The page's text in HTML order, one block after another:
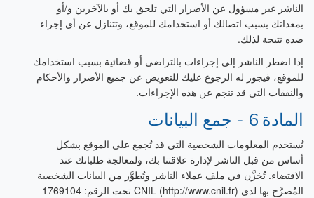
الناشر غير مسؤول عن الأضرار التي تلحق بك أو بالآخرين و/أو
بمعداتك بسبب اتصالك أو استخدامك للموقع، وتتنازل عن أي إجراء
ضده نتيجة لذلك.
إذا اضطر الناشر إلى إجراءات بالتراضي أو قضائية بسبب استخدامك
للموقع، فيجوز له الرجوع عليك للتعويض عن جميع الأضرار والأحكام
والنفقات التي قد تنجم عن هذه الإجراءات.
المادة 6 - جمع البيانات
تُستخدم المعلومات الشخصية التي قد تُجمع على الموقع بشكل
أساس من قبل الناشر لإدارة علاقتنا بك، ولمعالجة طلباتك عند
الاقتضاء. تُخزَّن في ملف عملاء الناشر وتُطوَّر من البيانات الشخصية
المُصرَّح بها لدى CNIL (http://www.cnil.fr) تحت الرقم: 1769104